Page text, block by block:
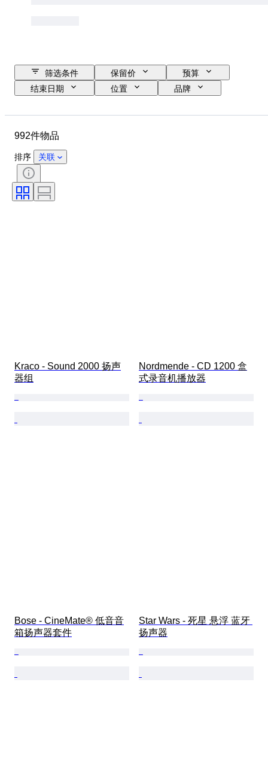
筛选条件 保留价
预算
结束日期
位置
品牌
款式
时代
创作者
992件物品
排序 关联
Kraco - Sound 2000 扬声
器组
Nordmende - CD 1200 盒
式录音机播放器
Bose - CineMate® 低音音
箱扬声器套件
Star Wars - 死星 悬浮 蓝牙
扬声器